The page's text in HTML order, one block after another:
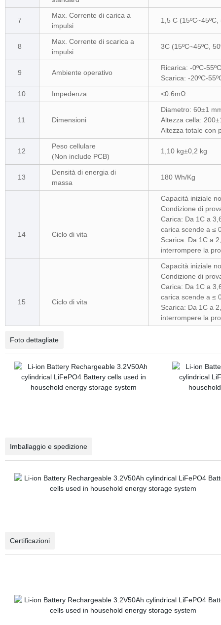
7
Max. Corrente di carica a
impulsi
1,5 C
8
Max. Corrente di scarica a
impulsi
3C (15ºC~45ºC,
9 Ambiente operativo
Ricarica: -0ºC-
Scarica: -20ºC-
10
Impedenza <0.6mΩ
11 Dimensioni
Diametro: 60±1
Altezza cella:
Altezza totale con
12
Peso cellulare
(Non include PCB)
1,10 kg±0,2 kg
13
Densità di energia di
massa
180 Wh/Kg
14 Ciclo di vita
Capacità iniziale
Condizione di
Carica: Da 1C a
carica scende a ≤
Scarica: Da 1C a
interrompere la
15 Ciclo di vita
Capacità iniziale
Condizione di
Carica: Da 1C a
carica scende a ≤
Scarica: Da 1C a
interrompere la
Foto dettagliate
Imballaggio e spedizione
Certificazioni